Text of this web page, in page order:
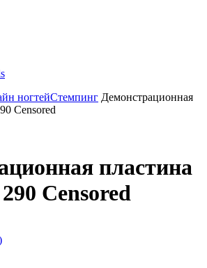
ногтейСтемпинг Демонстрационная
Censored
пластина
Censored